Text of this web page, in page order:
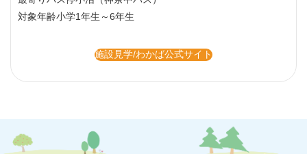
学童クラブわかば
相模大野駅
施設見学/わかば公式サイト